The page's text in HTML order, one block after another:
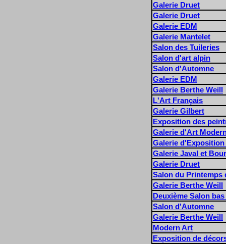
Galerie Druet
Galerie Druet
Galerie EDM
Galerie Mantelet
Salon des Tuileries
Salon d'art alpin
Salon d'Automne
Galerie EDM
Galerie Berthe Weill
L'Art Français
Galerie Gilbert
Exposition des
Galerie d'Art
Galerie
Galerie Javal et
Galerie Druet
Salon du Printemps
Galerie Berthe Weill
Deuxième Salon
Salon d'Automne
Galerie Berthe Weill
Modern Art
Exposition de